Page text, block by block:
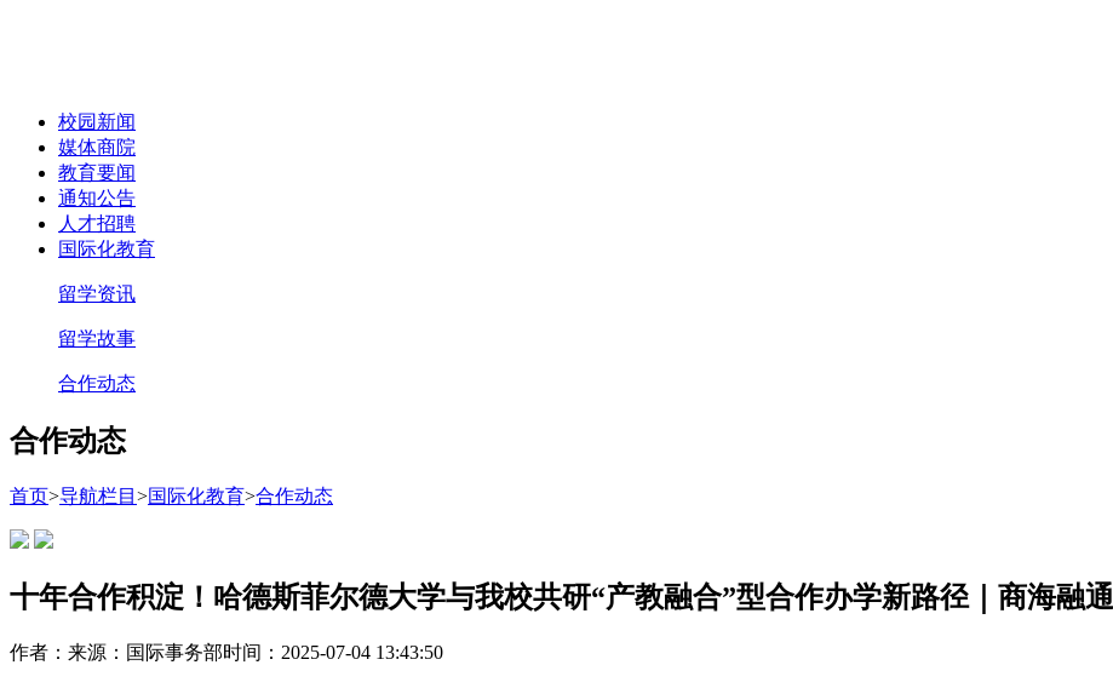
校园新闻
媒体商院
教育要闻
通知公告
人才招聘
国际化教育
留学资讯
留学故事
合作动态
合作动态
首页>导航栏目 >国际化教育>合作动态
十年合作积淀！哈德斯菲尔德大学与我校共研“产教融合”型合作办学新路径｜商海融通
作者： 来源：国际事务部时间：2025-07-04 13:43:50